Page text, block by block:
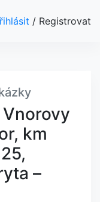
/ Registrovat
km
–